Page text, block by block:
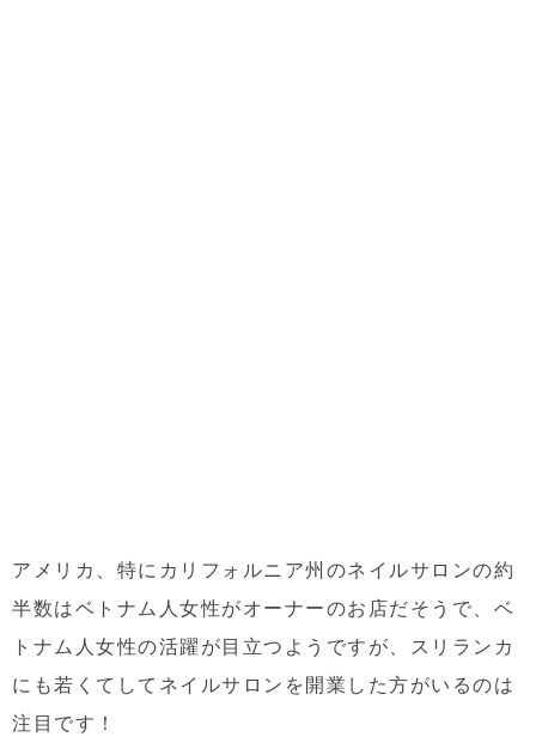
アメリカ、特にカリフォルニア州のネイルサロンの約
半数はベトナム人女性がオーナーのお店だそうで、ベ
トナム人女性の活躍が目立つようですが、スリランカ
にも若くてしてネイルサロンを開業した方がいるのは
注目です！